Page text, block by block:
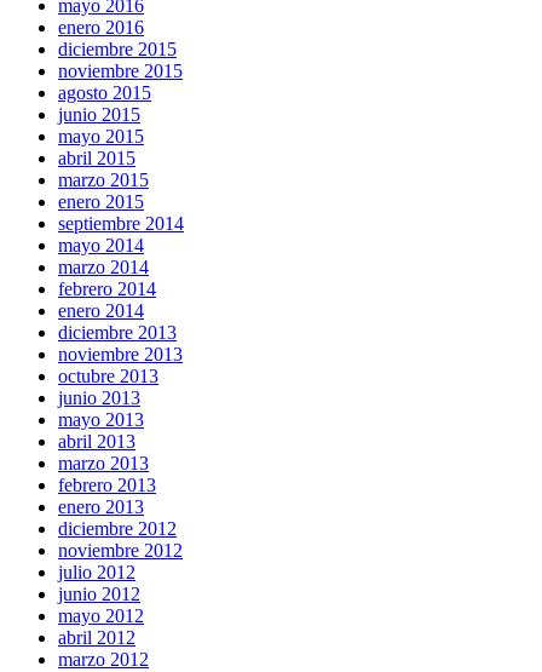
mayo 2016
enero 2016
diciembre 2015
noviembre 2015
agosto 2015
junio 2015
mayo 2015
abril 2015
marzo 2015
enero 2015
septiembre 2014
mayo 2014
marzo 2014
febrero 2014
enero 2014
diciembre 2013
noviembre 2013
octubre 2013
junio 2013
mayo 2013
abril 2013
marzo 2013
febrero 2013
enero 2013
diciembre 2012
noviembre 2012
julio 2012
junio 2012
mayo 2012
abril 2012
marzo 2012